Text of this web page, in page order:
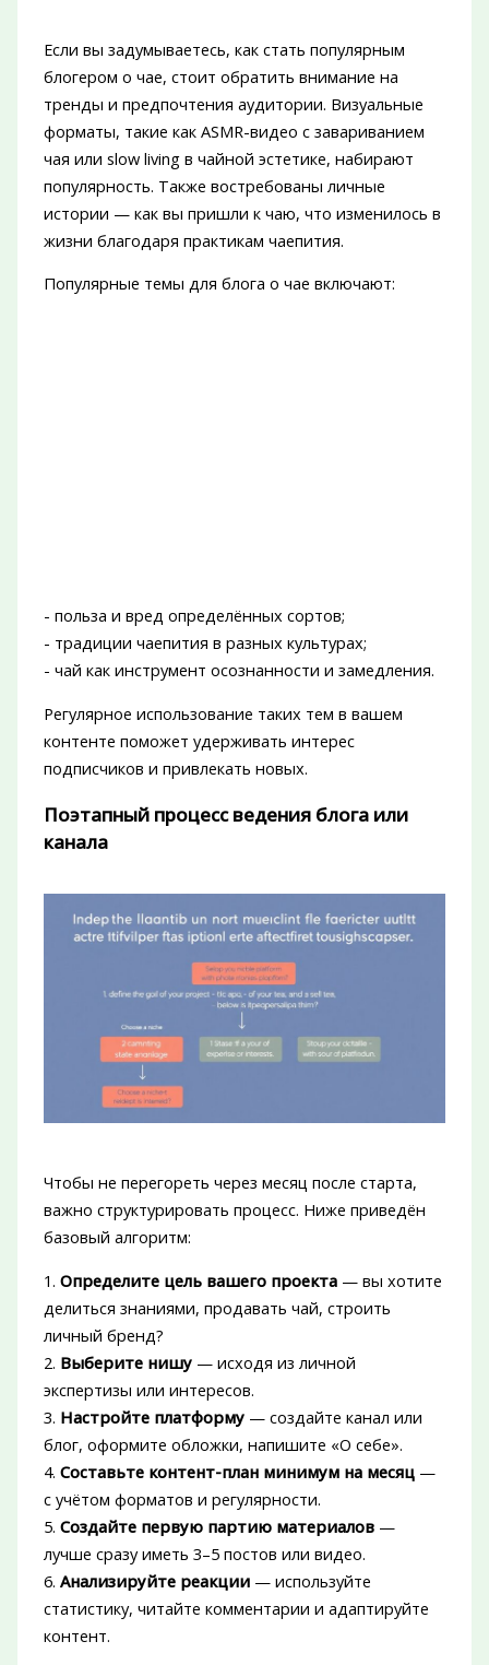
Если вы задумываетесь, как стать популярным
блогером о чае, стоит обратить внимание на
тренды и предпочтения аудитории. Визуальные
форматы, такие как ASMR-видео с завариванием
чая или slow living в чайной эстетике, набирают
популярность. Также востребованы личные
истории — как вы пришли к чаю, что изменилось в
жизни благодаря практикам чаепития.
Популярные темы для блога о чае включают:
- польза и вред определённых сортов;
- традиции чаепития в разных культурах;
- чай как инструмент осознанности и замедления.
Регулярное использование таких тем в вашем
контенте поможет удерживать интерес
подписчиков и привлекать новых.
Поэтапный процесс ведения блога или
канала
Чтобы не перегореть через месяц после старта,
важно структурировать процесс. Ниже приведён
базовый алгоритм:
1. Определите цель вашего проекта— вы хотите
делиться знаниями, продавать чай, строить
личный бренд?
2. Выберите нишу— исходя из личной
экспертизы или интересов.
3. Настройте платформу— создайте канал или
блог, оформите обложки, напишите «О себе».
4. Составьте контент-план минимум на месяц—
с учётом форматов и регулярности.
5. Создайте первую партию материалов—
лучше сразу иметь 3–5 постов или видео.
6. Анализируйте реакции— используйте
статистику, читайте комментарии и адаптируйте
контент.